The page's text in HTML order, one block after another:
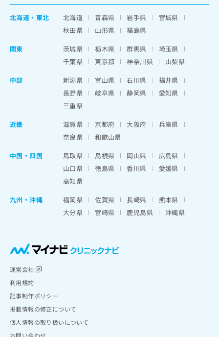
北海道 ・ 東北 北海道 青森県 岩手県
宮城県
秋田県
山形県
福島県
関東
茨城県 栃木県 群馬県
埼玉県
千葉県
東京都 神奈川県
山梨県
中部
新潟県 富山県 石川県
福井県
長野県
岐阜県 静岡県
愛知県
三重県
近畿
滋賀県 京都府 大阪府
兵庫県
奈良県
和歌山県
中国・四国
鳥取県 島根県 岡山県
広島県
山口県
徳島県 香川県
愛媛県
高知県
九州・沖縄
福岡県 佐賀県 長崎県
熊本県
大分県
宮崎県 鹿児島県 沖縄県
運営会社
利用規約
記事制作ポリシー
掲載情報の修正について
個人情報の取り扱いについて
お問い合わせ